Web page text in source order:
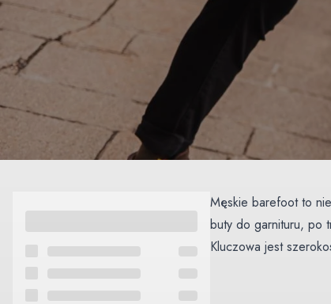
Męskie barefoot to
buty do garnituru, po
Kluczowa jest
W naszej ofercie